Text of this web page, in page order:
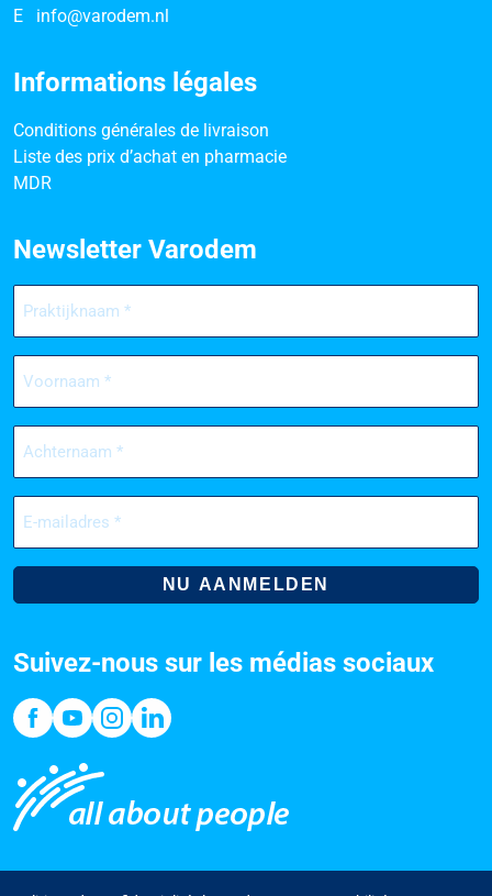
E
info@varodem.nl
Informations légales
Conditions générales de livraison
Liste des prix d’achat en pharmacie
MDR
Newsletter Varodem
Praktijknaam
(Nécessaire)
Voornaam
(Nécessaire)
Achternaam
(Nécessaire)
E-
mailadres
(Nécessaire)
Suivez-nous sur les médias sociaux